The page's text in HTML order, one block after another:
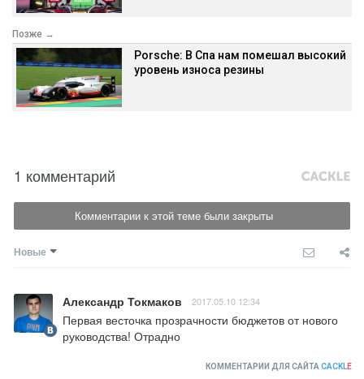
Позже →
Porsche: В Спа нам помешал высокий
уровень износа резины
1 комментарий
Комментарии к этой теме были закрыты
Новые
Александр Токмаков 2017.05.10 12:34
Первая весточка прозрачности бюджетов от нового
руководства! Отрадно
КОММЕНТАРИИ ДЛЯ САЙТА CACKLE